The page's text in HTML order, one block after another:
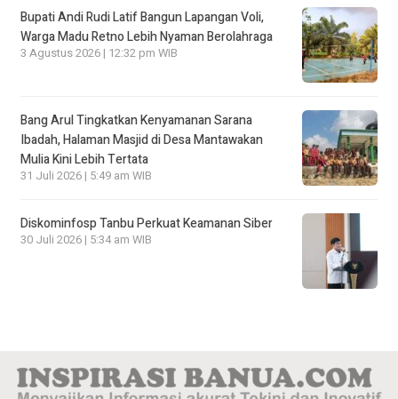
Bupati Andi Rudi Latif Bangun Lapangan Voli,
Warga Madu Retno Lebih Nyaman Berolahraga
3 Agustus 2026 | 12:32 pm WIB
Bang Arul Tingkatkan Kenyamanan Sarana
Ibadah, Halaman Masjid di Desa Mantawakan
Mulia Kini Lebih Tertata
31 Juli 2026 | 5:49 am WIB
Diskominfosp Tanbu Perkuat Keamanan Siber
30 Juli 2026 | 5:34 am WIB